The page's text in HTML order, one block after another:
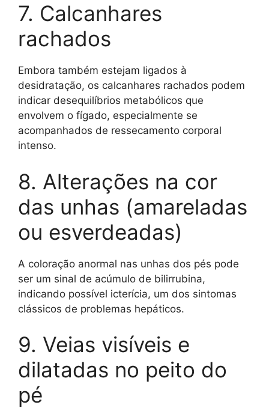
7. Calcanhares
rachados
Embora também estejam ligados à
desidratação, os calcanhares rachados podem
indicar desequilíbrios metabólicos que
envolvem o fígado, especialmente se
acompanhados de ressecamento corporal
intenso.
8. Alterações na cor
das unhas (amareladas
ou esverdeadas)
A coloração anormal nas unhas dos pés pode
ser um sinal de acúmulo de bilirrubina,
indicando possível icterícia, um dos sintomas
clássicos de problemas hepáticos.
9. Veias visíveis e
dilatadas no peito do
pé